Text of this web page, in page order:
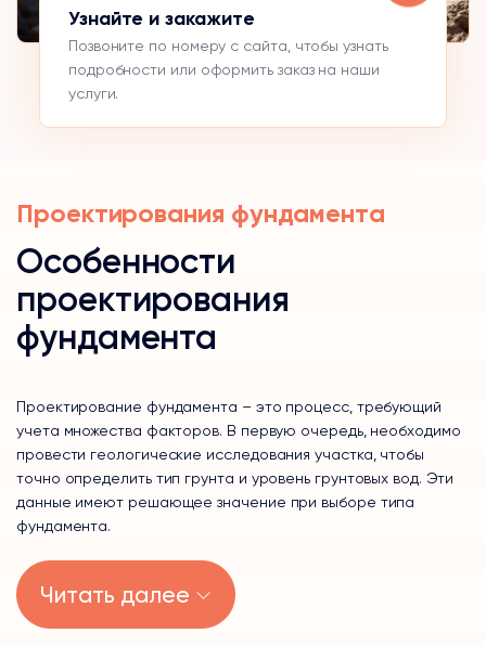
Узнайте и закажите
Позвоните по номеру с сайта, чтобы узнать
подробности или оформить заказ на наши
услуги.
Проектирования фундамента
Особенности
проектирования
фундамента
Проектирование фундамента – это процесс, требующий
учета множества факторов. В первую очередь, необходимо
провести геологические исследования участка, чтобы
точно определить тип грунта и уровень грунтовых вод. Эти
данные имеют решающее значение при выборе типа
фундамента.
Читать далее